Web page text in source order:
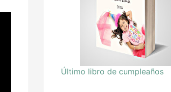
Último libro de cumpleaños